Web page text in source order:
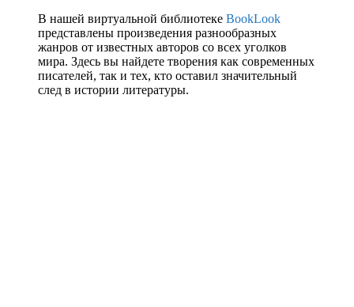
В нашей виртуальной библиотеке BookLook
представлены произведения разнообразных
жанров от известных авторов со всех уголков
мира. Здесь вы найдете творения как современных
писателей, так и тех, кто оставил значительный
след в истории литературы.